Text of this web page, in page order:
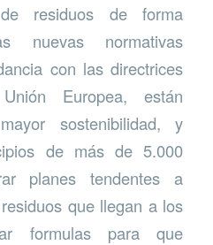
residuos de forma
nuevas normativas
con las directrices
Europea, están
sostenibilidad, y
de más de 5.000
planes tendentes a
que llegan a los
formulas para que